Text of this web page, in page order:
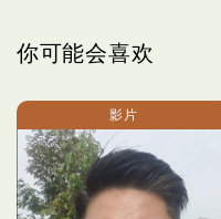
你可能会喜欢
影片